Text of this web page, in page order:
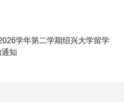
学年第二学期绍兴大学留学
知